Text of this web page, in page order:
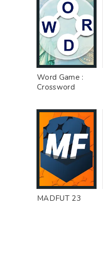
Word Game :
Crossword
MADFUT 23